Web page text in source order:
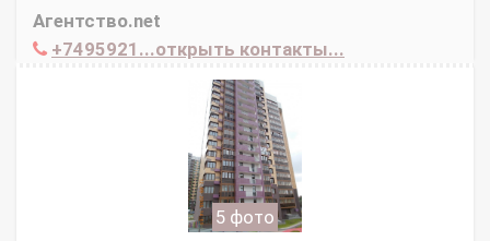
Агентство.net
+7495921...открыть контакты...
5 фото